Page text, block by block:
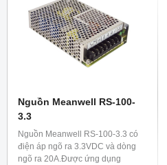
Nguồn Meanwell RS-100-
3.3
Nguồn Meanwell RS-100-3.3 có
điện áp ngõ ra 3.3VDC và dòng
ngõ ra 20A.Được ứng dụng